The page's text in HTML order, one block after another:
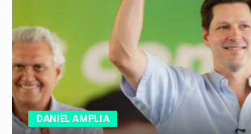
DANIEL AMPLIA